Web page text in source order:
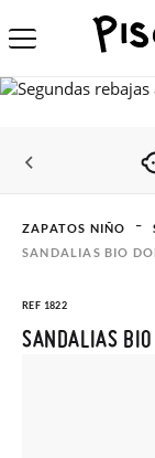
ZAPATOS NIÑO
SANDALIAS BIO
REF 1822
SANDALIAS